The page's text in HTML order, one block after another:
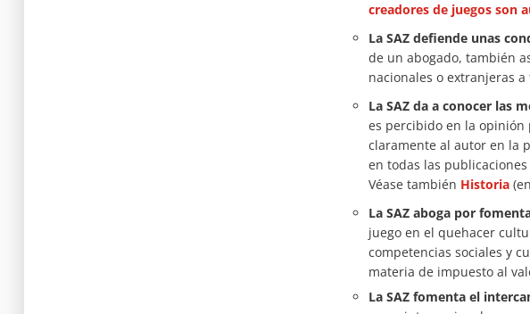
creadores de juegos son
La SAZ defiende unas
de un abogado, también
nacionales o extranjeras
La SAZ da a conocer las
es percibido en la opinión
claramente al autor en la
en todas las
Véase también Historia
La SAZ aboga por
juego en el quehacer
competencias sociales y
materia de impuesto al
La SAZ fomenta el